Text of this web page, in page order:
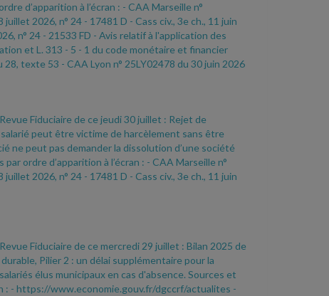
d’apparition à l’écran : - CAA Marseille n°
juillet 2026, n° 24- 17481 D - Cass civ., 3e ch., 11 juin
n° 24- 21533 FD - Avis relatif à l'application des
et L. 313 - 5 - 1 du code monétaire et financier
28, texte 53 - CAA Lyon n° 25LY02478 du 30 juin 2026
Fiduciaire de ce jeudi 30 juillet : Rejet de
peut être victime de harcèlement sans être
ne peut pas demander la dissolution d’une société
ordre d’apparition à l’écran : - CAA Marseille n°
juillet 2026, n° 24- 17481 D - Cass civ., 3e ch., 11 juin
Fiduciaire de ce mercredi 29 juillet : Bilan 2025 de
Pilier 2 : un délai supplémentaire pour la
élus municipaux en cas d'absence. Sources et
: - https://www.economie.gouv.fr/dgccrf/actualites -